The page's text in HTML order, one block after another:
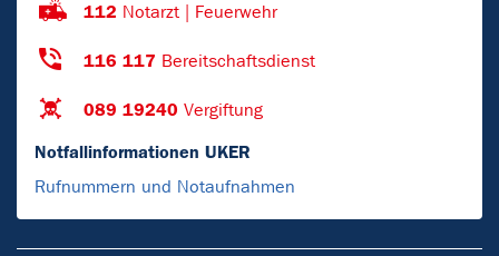
112 Notarzt | Feuerwehr
116 117 Bereitschaftsdienst
089 19240 Vergiftung
Notfallinformationen UKER
Rufnummern und Notaufnahmen